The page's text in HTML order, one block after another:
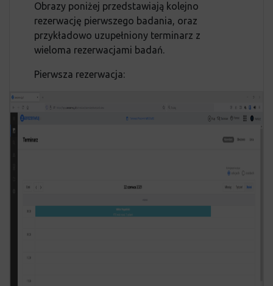
Obrazy poniżej przedstawiają kolejno
rezerwację pierwszego badania, oraz
przykładowo uzupełniony terminarz z
wieloma rezerwacjami badań.
Pierwsza rezerwacja: